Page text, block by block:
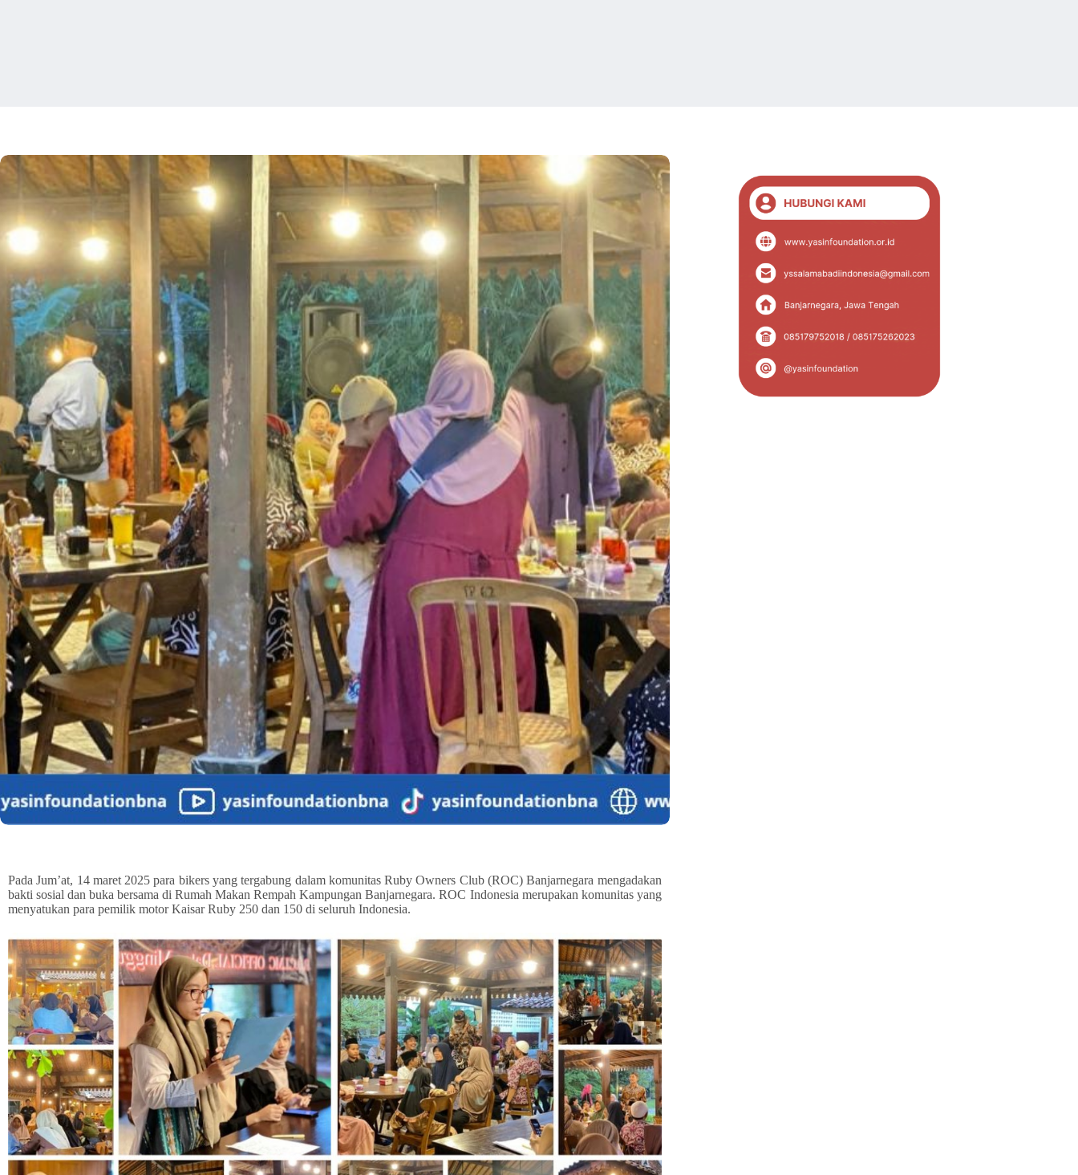
Pada Jum’at, 14 maret 2025 para bikers yang tergabung dalam komunitas Ruby Owners Club (ROC) Banjarnegara mengadakan
bakti sosial dan buka bersama di Rumah Makan Rempah Kampungan Banjarnegara. ROC Indonesia merupakan komunitas yang
menyatukan para pemilik motor Kaisar Ruby 250 dan 150 di seluruh Indonesia.